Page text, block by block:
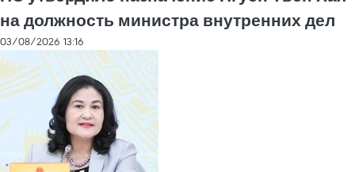
на должность министра внутренних дел
03/08/2026 13:16